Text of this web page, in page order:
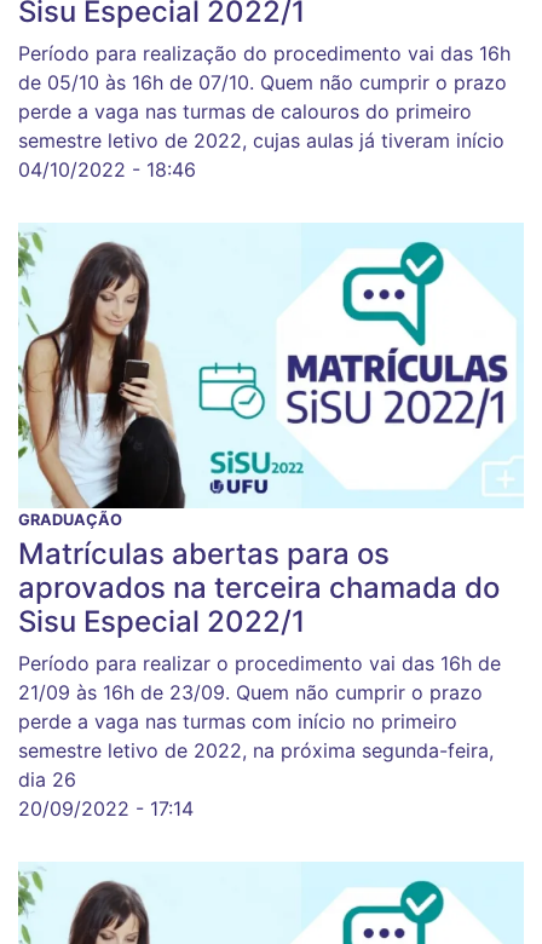
Sisu Especial 2022/1
Período para realização do procedimento vai das 16h
de 05/10 às 16h de 07/10. Quem não cumprir o prazo
perde a vaga nas turmas de calouros do primeiro
semestre letivo de 2022, cujas aulas já tiveram início
04/10/2022 - 18:46
GRADUAÇÃO
Matrículas abertas para os
aprovados na terceira chamada do
Sisu Especial 2022/1
Período para realizar o procedimento vai das 16h de
21/09 às 16h de 23/09. Quem não cumprir o prazo
perde a vaga nas turmas com início no primeiro
semestre letivo de 2022, na próxima segunda-feira,
dia 26
20/09/2022 - 17:14